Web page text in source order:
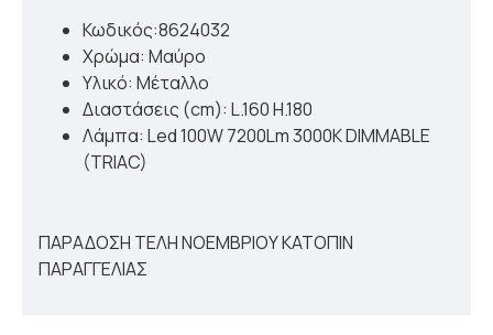
Κωδικός:8624032
Χρώμα: Μαύρο
Υλικό: Μέταλλο
Διαστάσεις (cm): L.160 H.180
Λάμπα: Led 100W 7200Lm 3000Κ DIMMABLE
(TRIAC)
ΠΑΡΑΔΟΣΗ ΤΕΛΗ ΝΟΕΜΒΡΙΟΥ ΚΑΤΟΠΙΝ
ΠΑΡΑΓΓΕΛΙΑΣ